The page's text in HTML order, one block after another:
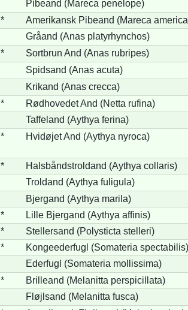
Pibeand (Mareca penelope)
*
Amerikansk Pibeand (Mareca
Gråand (Anas platyrhynchos)
*
Sortbrun And (Anas rubripes)
Spidsand (Anas acuta)
Krikand (Anas crecca)
*
Rødhovedet And (Netta rufina)
Taffeland (Aythya ferina)
* Hvidøjet And (Aythya nyroca)
*
Halsbåndstroldand (Aythya collaris)
Troldand (Aythya fuligula)
Bjergand (Aythya marila)
*
Lille Bjergand (Aythya affinis)
*
Stellersand (Polysticta stelleri)
*
Kongeederfugl (Somateria spectabilis)
Ederfugl (Somateria mollissima)
*
Brilleand (Melanitta perspicillata)
Fløjlsand (Melanitta fusca)